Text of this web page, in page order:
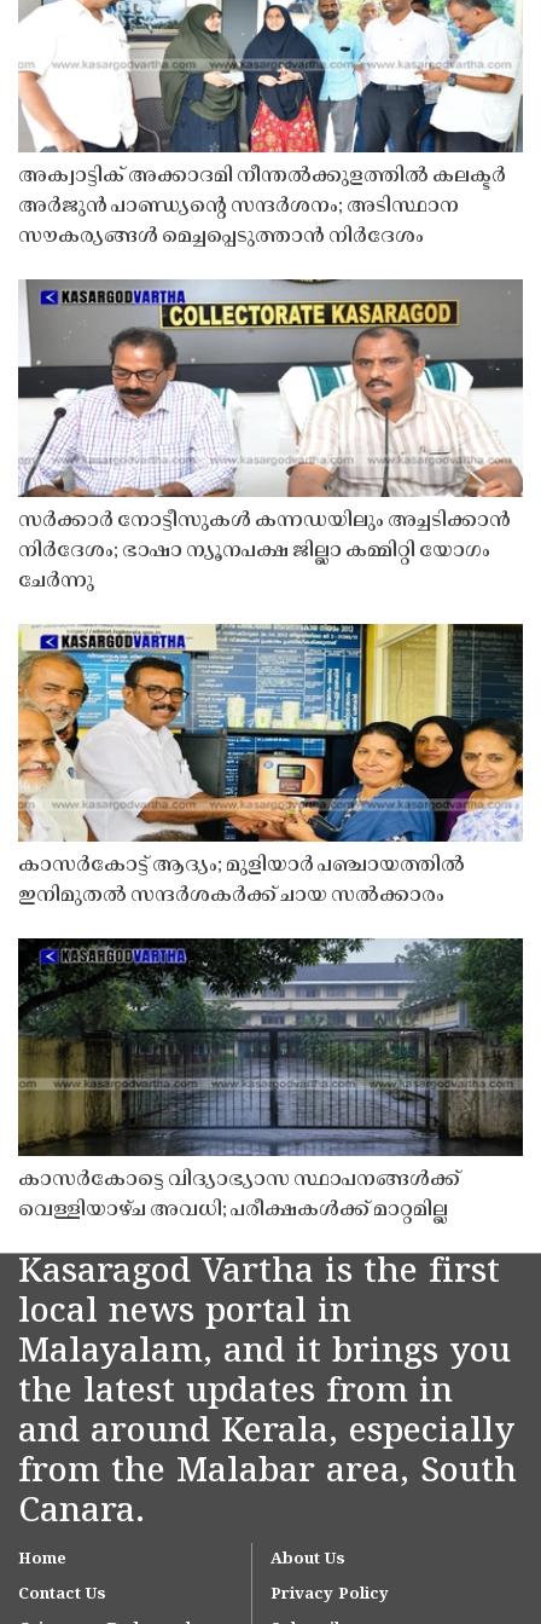
അക്വാട്ടിക് അക്കാദമി നീന്തൽക്കുളത്തിൽ കലക്ടർ
അർജുൻ പാണ്ഡ്യൻ്റെ സന്ദർശനം; അടിസ്ഥാന
സൗകര്യങ്ങൾ മെച്ചപ്പെടുത്താൻ നിർദേശം
സർക്കാർ നോട്ടീസുകൾ കന്നഡയിലും അച്ചടിക്കാൻ
നിർദേശം; ഭാഷാ ന്യൂനപക്ഷ ജില്ലാ കമ്മിറ്റി യോഗം
ചേർന്നു
കാസർകോട്ട് ആദ്യം; മുളിയാർ പഞ്ചായത്തിൽ
ഇനിമുതൽ സന്ദർശകർക്ക് ചായ സൽക്കാരം
കാസർകോട്ടെ വിദ്യാഭ്യാസ സ്ഥാപനങ്ങൾക്ക്
വെള്ളിയാഴ്ച അവധി; പരീക്ഷകൾക്ക് മാറ്റമില്ല
Kasaragod Vartha is the first
local news portal in
Malayalam, and it brings you
the latest updates from in
and around Kerala, especially
from the Malabar area, South
Canara.
Home
About Us
Contact Us
Privacy Policy